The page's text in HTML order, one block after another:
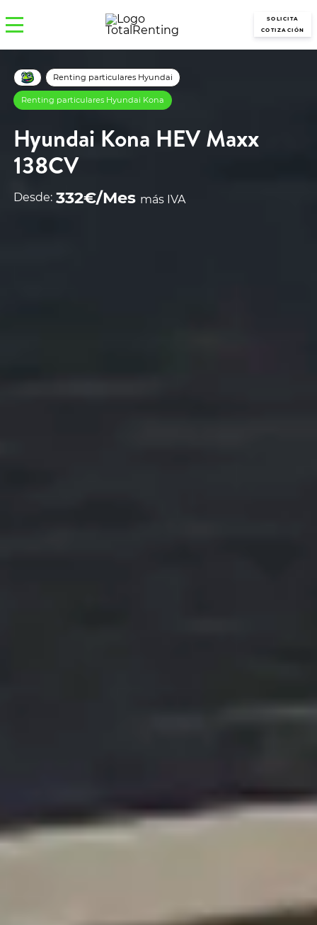
SOLICITA
COTIZACIÓN
Renting particulares Hyundai
Renting particulares Hyundai Kona
Hyundai Kona HEV Maxx
138CV
Desde: 332€/Mes más IVA